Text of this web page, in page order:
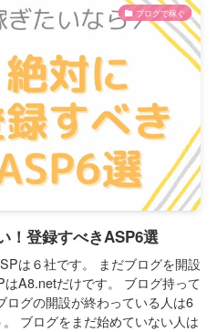
ブログで稼ぐ
！登録すべきASP6選
は６社です。 まだブログを開設
A8.netだけです。 ブログ持って
グの開設が終わっている人は6
ブログをまだ始めていない人は